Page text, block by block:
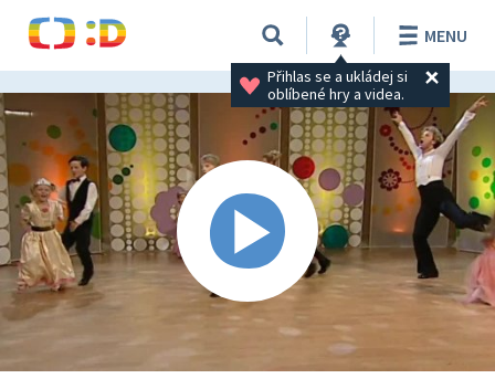
Přihlas se a ukládej si
oblíbené hry a videa.
MENU